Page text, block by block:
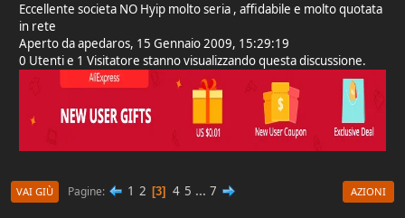
Eccellente societa NO Hyip molto seria , affidabile e molto quotata
in rete
Aperto da apedaros, 15 Gennaio 2009, 15:29:19
0 Utenti e 1 Visitatore stanno visualizzando questa discussione.
VAI GIÙ Pagine 1 2 3 4 5 ... 7 AZIONI